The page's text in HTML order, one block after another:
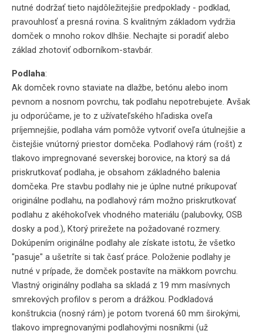
nutné dodržať tieto najdôležitejšie predpoklady - podklad,
pravouhlosť a presná rovina. S kvalitným základom vydržia
domček o mnoho rokov dlhšie. Nechajte si poradiť alebo
základ zhotoviť odborníkom-stavbár.
Podlaha:
Ak domček rovno staviate na dlažbe, betónu alebo inom
pevnom a nosnom povrchu, tak podlahu nepotrebujete. Avšak
ju odporúčame, je to z užívateľského hľadiska oveľa
príjemnejšie, podlaha vám pomôže vytvoriť oveľa útulnejšie a
čistejšie vnútorný priestor domčeka. Podlahový rám (rošt) z
tlakovo impregnované severskej borovice, na ktorý sa dá
priskrutkovať podlaha, je obsahom základného balenia
domčeka. Pre stavbu podlahy nie je úplne nutné prikupovať
originálne podlahu, na podlahový rám možno priskrutkovať
podlahu z akéhokoľvek vhodného materiálu (palubovky, OSB
dosky a pod.), Ktorý prirežete na požadované rozmery.
Dokúpením originálne podlahy ale získate istotu, že všetko
"pasuje" a ušetríte si tak časť práce. Položenie podlahy je
nutné v prípade, že domček postavíte na mäkkom povrchu.
Vlastný originálny podlaha sa skladá z 19 mm masívnych
smrekových profilov s perom a drážkou. Podkladová
konštrukcia (nosný rám) je potom tvorená 60 mm širokými,
tlakovo impregnovanými podlahovými nosníkmi (už